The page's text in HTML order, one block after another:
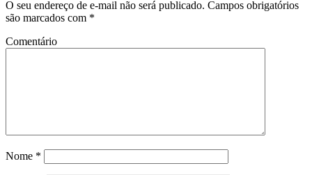
O seu endereço de e-mail não será publicado. Campos obrigatórios
são marcados com *
Comentário
Nome *